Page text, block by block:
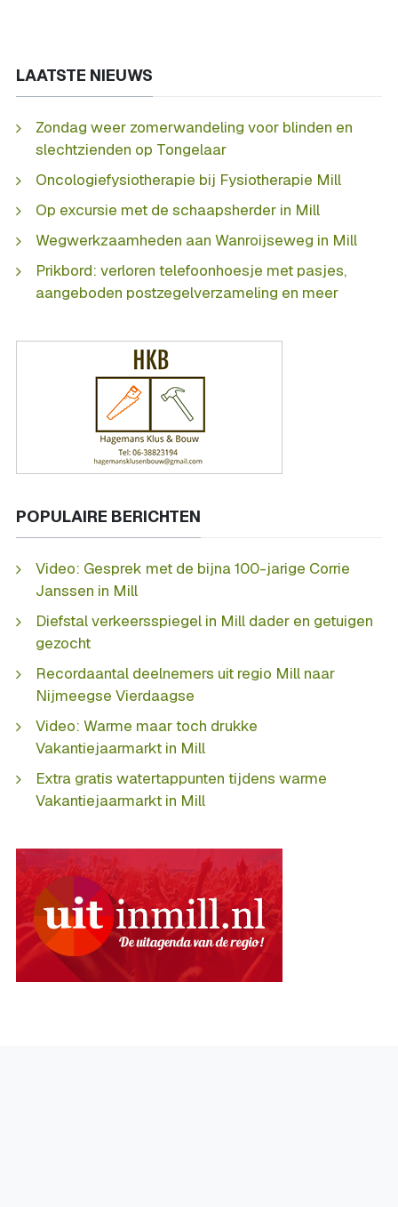
LAATSTE NIEUWS
Zondag weer zomerwandeling voor blinden en
slechtzienden op Tongelaar
Oncologiefysiotherapie bij Fysiotherapie Mill
Op excursie met de schaapsherder in Mill
Wegwerkzaamheden aan Wanroijseweg in Mill
Prikbord: verloren telefoonhoesje met pasjes,
aangeboden postzegelverzameling en meer
POPULAIRE BERICHTEN
Video: Gesprek met de bijna 100-jarige Corrie
Janssen in Mill
Diefstal verkeersspiegel in Mill dader en getuigen
gezocht
Recordaantal deelnemers uit regio Mill naar
Nijmeegse Vierdaagse
Video: Warme maar toch drukke
Vakantiejaarmarkt in Mill
Extra gratis watertappunten tijdens warme
Vakantiejaarmarkt in Mill